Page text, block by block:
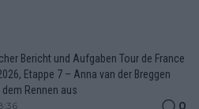
Bericht und Aufgaben Tour de France
Etappe 7 – Anna van der Breggen
Rennen aus
0